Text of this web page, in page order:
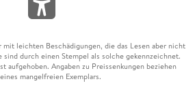
leichten Beschädigungen, die das Lesen aber nicht
sind durch einen Stempel als solche gekennzeichnet.
aufgehoben. Angaben zu Preissenkungen beziehen
mangelfreien Exemplars.